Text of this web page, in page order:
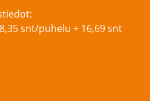
snt/puhelu + 16,69 snt